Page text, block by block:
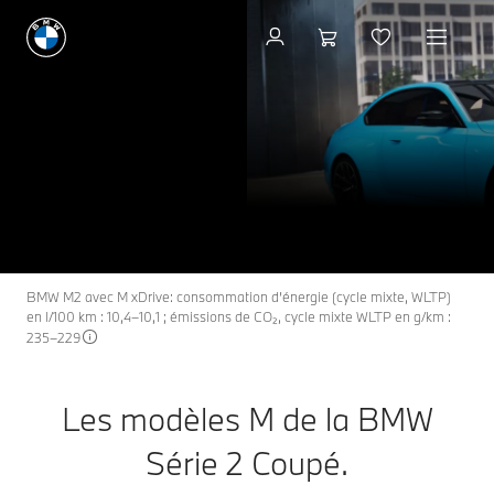
M2
Les modèles M de la
BMW Série 2 Coupé.
BMW M2 avec M xDrive: consommation d’énergie (cycle mixte, WLTP)
en l/100 km : 10,4–10,1 ; émissions de CO₂, cycle mixte WLTP en g/km :
235–229
Configuration et prix
Les modèles M de la BMW
Série 2 Coupé.